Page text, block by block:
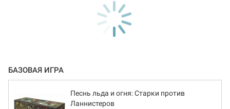
БАЗОВАЯ ИГРА
Песнь льда и огня: Старки против
Ланнистеров